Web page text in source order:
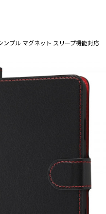
ンプル マグネット スリープ機能対応